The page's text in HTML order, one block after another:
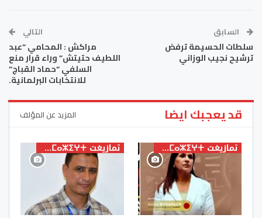
السابق
سلطات الحسيمة ترفض
ترشيح نجيب الوزاني
التالي
مراكش : المحامي “عبد
اللطيف حتيتش” وراء قرار منع
السلفي “حماد القباج”
للانتخابات البرلمانية.
قد يعجبك ايضا المزيد عن المؤلف
تمازيغت ⵜⴰⵎⴰⵣⵉⵖⵜ تمازيغت ⵜⴰⵎⴰⵣⵉⵖⵜ